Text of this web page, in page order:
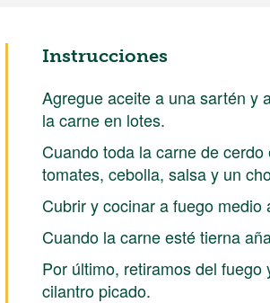
Instrucciones
Agregue aceite a una sartén y
la carne en lotes.
Cuando toda la carne de
tomates, cebolla, salsa y un
Cubrir y cocinar a fuego
Cuando la carne esté tierna
Por último, retiramos del
cilantro picado.